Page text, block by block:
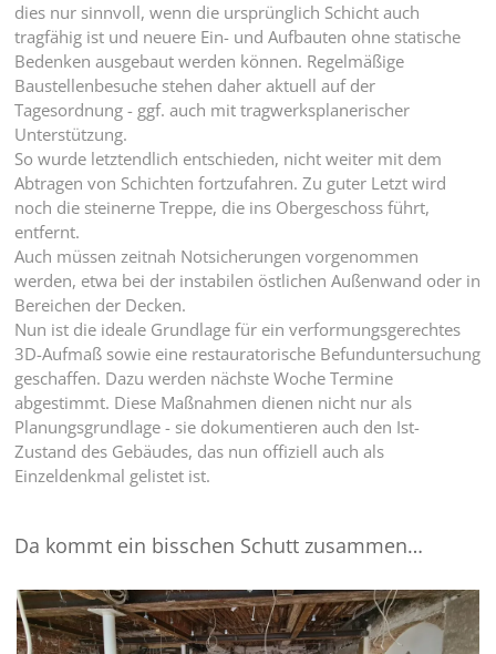
dies nur sinnvoll, wenn die ursprünglich Schicht auch
tragfähig ist und neuere Ein- und Aufbauten ohne statische
Bedenken ausgebaut werden können. Regelmäßige
Baustellenbesuche stehen daher aktuell auf der
Tagesordnung - ggf. auch mit tragwerksplanerischer
Unterstützung.
So wurde letztendlich entschieden, nicht weiter mit dem
Abtragen von Schichten fortzufahren. Zu guter Letzt wird
noch die steinerne Treppe, die ins Obergeschoss führt,
entfernt.
Auch müssen zeitnah Notsicherungen vorgenommen
werden, etwa bei der instabilen östlichen Außenwand oder in
Bereichen der Decken.
Nun ist die ideale Grundlage für ein verformungsgerechtes
3D-Aufmaß sowie eine restauratorische Befunduntersuchung
geschaffen. Dazu werden nächste Woche Termine
abgestimmt. Diese Maßnahmen dienen nicht nur als
Planungsgrundlage - sie dokumentieren auch den Ist-
Zustand des Gebäudes, das nun offiziell auch als
Einzeldenkmal gelistet ist.
Da kommt ein bisschen Schutt zusammen…